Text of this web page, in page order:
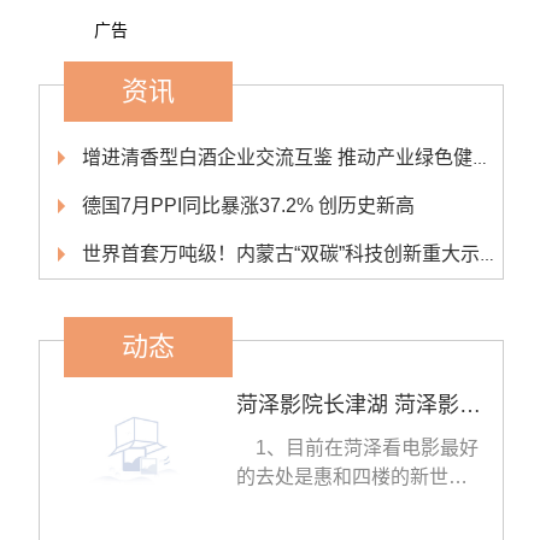
广告
资讯
增进清香型白酒企业交流互鉴 推动产业绿色健康可持续发展
德国7月PPI同比暴涨37.2% 创历史新高
世界首套万吨级！内蒙古“双碳”科技创新重大示范工程开工
动态
菏泽影院长津湖 菏泽影院 百事通
1、目前在菏泽看电影最好
的去处是惠和四楼的新世纪